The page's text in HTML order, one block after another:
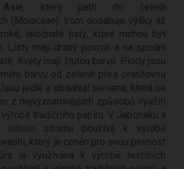
který patří do čeledi
(Moraceae). trom dosahuje výšky až
laločnaté listy, které mohou být
Listy mají drsný povrch a na spodní
Květy mají žlutou barvu. Plody jsou
barvu od zelené přes oranžovou
jedlé a obsahují semena, která se
z nejvýznamnějších způsobů využití
tradičního papíru. V Japonsku a
tohoto stromu používá k výrobě
který je ceněn pro svou pevnost
je využívána k výrobě textilních